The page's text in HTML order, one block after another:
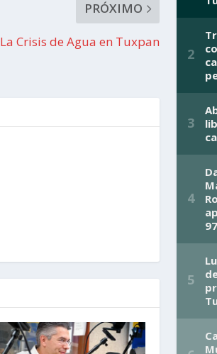
PRÓXIMO
La Crisis de Agua en Tuxpan